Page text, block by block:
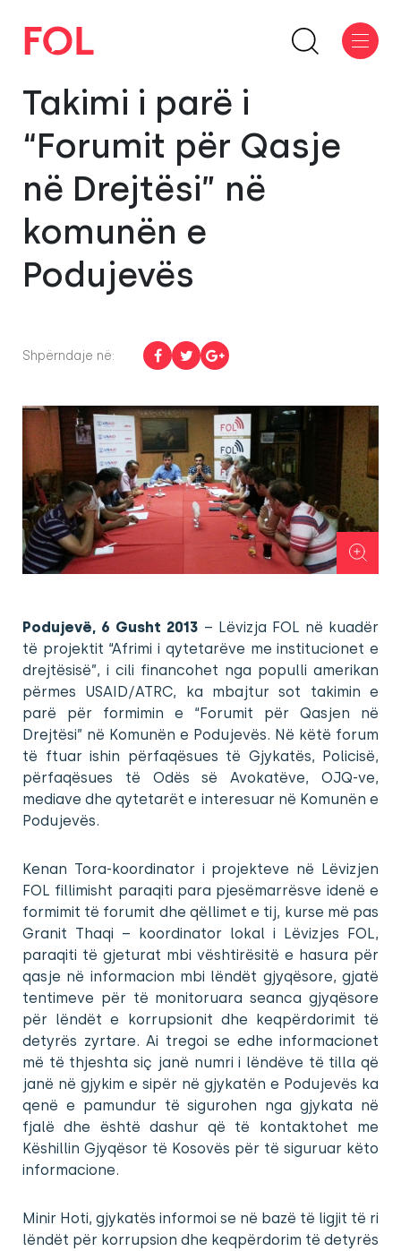
Takimi i parë i
“Forumit për Qasje
në Drejtësi” në
komunën e
Podujevës
Shpërndaje në:
Podujevë, 6 Gusht 2013 – Lëvizja FOL në kuadër
të projektit “Afrimi i qytetarëve me institucionet e
drejtësisë”, i cili financohet nga populli amerikan
përmes USAID/ATRC, ka mbajtur sot takimin e
parë për formimin e “Forumit për Qasjen në
Drejtësi” në Komunën e Podujevës. Në këtë forum
të ftuar ishin përfaqësues të Gjykatës, Policisë,
përfaqësues të Odës së Avokatëve, OJQ-ve,
mediave dhe qytetarët e interesuar në Komunën e
Podujevës.
Kenan Tora-koordinator i projekteve në Lëvizjen
FOL fillimisht paraqiti para pjesëmarrësve idenë e
formimit të forumit dhe qëllimet e tij, kurse më pas
Granit Thaqi – koordinator lokal i Lëvizjes FOL,
paraqiti të gjeturat mbi vështirësitë e hasura për
qasje në informacion mbi lëndët gjyqësore, gjatë
tentimeve për të monitoruara seanca gjyqësore
për lëndët e korrupsionit dhe keqpërdorimit të
detyrës zyrtare. Ai tregoi se edhe informacionet
më të thjeshta siç janë numri i lëndëve të tilla që
janë në gjykim e sipër në gjykatën e Podujevës ka
qenë e pamundur të sigurohen nga gjykata në
fjalë dhe është dashur që të kontaktohet me
Këshillin Gjyqësor të Kosovës për të siguruar këto
informacione.
Minir Hoti, gjykatës informoi se në bazë të ligjit të ri
lëndët për korrupsion dhe keqpërdorim të detyrës